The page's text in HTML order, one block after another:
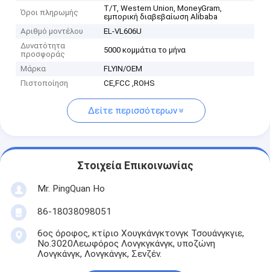
Όροι πληρωμής
T/T, Western Union, MoneyGram,
εμπορική διαβεβαίωση Alibaba
Αριθμό μοντέλου
EL-VL606U
Δυνατότητα
προσφοράς
5000 κομμάτια το μήνα
Μάρκα
FLYIN/OEM
Πιστοποίηση
CE,FCC ,ROHS
Δείτε περισσότερων
Στοιχεία Επικοινωνίας
Mr. PingQuan Ho
86-18038098051
6ος όροφος, κτίριο Χουγκάνγκτονγκ Τσουάνγκγιε,
Νο.3020Λεωφόρος Λονγκγκάνγκ, υποζώνη
Λονγκάνγκ, Λονγκάνγκ, Σενζέν.